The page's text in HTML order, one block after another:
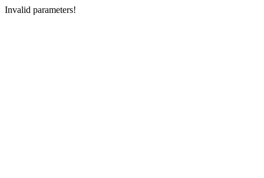
Invalid parameters!